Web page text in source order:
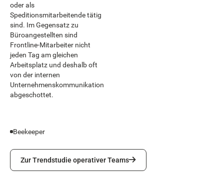
oder als
Speditionsmitarbeitende tätig
sind. Im Gegensatz zu
Büroangestellten sind
Frontline-Mitarbeiter nicht
jeden Tag am gleichen
Arbeitsplatz und deshalb oft
von der internen
Unternehmenskommunikation
abgeschottet.
Beekeeper
Zur Trendstudie operativer Teams
Zur Trendstudie operativer Teams